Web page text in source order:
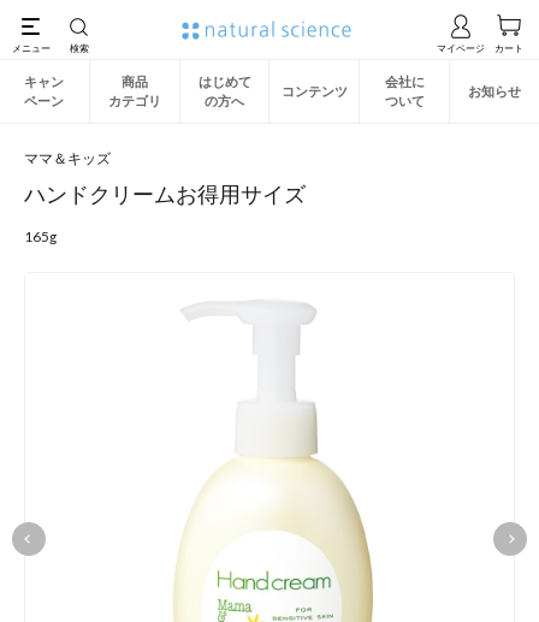
キャン
ペーン
商品
カテゴリ
はじめて
の方へ
コンテンツ
会社に
ついて
お知らせ
ママ＆キッズ
ハンドクリームお得用サイズ
165g